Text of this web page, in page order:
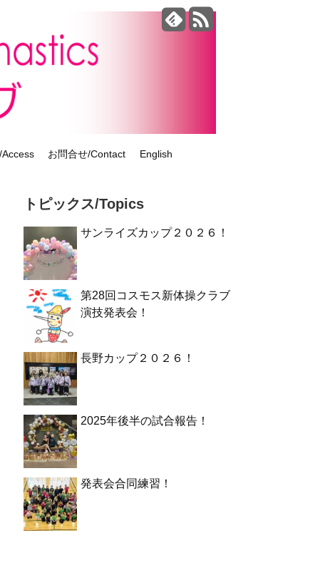
お問合せ/Contact English
トピックス/Topics
サンライズカップ２０２６！
第28回コスモス新体操クラブ
演技発表会！
長野カップ２０２６！
2025年後半の試合報告！
発表会合同練習！